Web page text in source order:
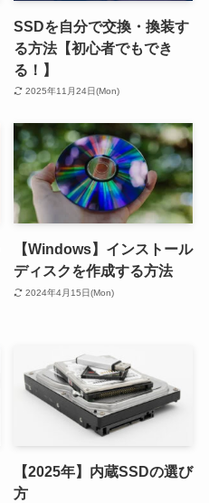
SSDを自分で交換・換装す
る方法【初心者でもでき
る！】
2025年11月24日(Mon)
【Windows】インストール
ディスクを作成する方法
2024年4月15日(Mon)
【2025年】内蔵SSDの選び
方